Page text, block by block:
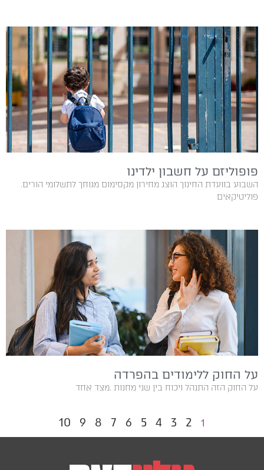
פופוליזם על חשבון ילדינו
השבוע בוועדת החינוך הוצג מחירון מקסימום מגוחך לתשלומי הורים.
פוליטיקאים
על החוק ללימודים בהפרדה
על‭ ‬החוק‭ ‬הזה‭ ‬התנהל‭ ‬ויכוח‭ ‬בין‭ ‬שני‭ ‬מחנות‭. ‬מצד‭ ‬אחד‭
1
2
3
4
5
6
7
8
9
10